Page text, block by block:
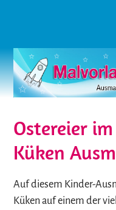
Ostereier
Küken
Auf diesem Kinder-
Küken auf einem der